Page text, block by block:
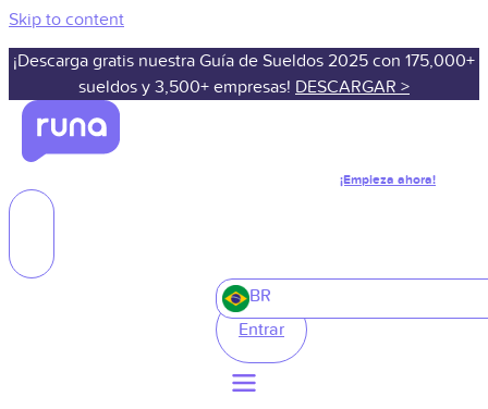
Skip to content
¡Descarga gratis nuestra Guía de Sueldos 2025 con 175,000+
sueldos y 3,500+ empresas! DESCARGAR >
¡Empieza ahora!
BR
Entrar